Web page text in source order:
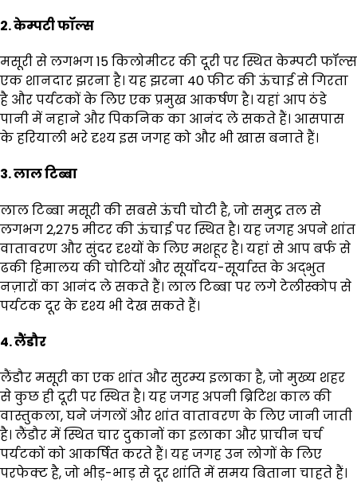
2. केम्पटी फॉल्स
मसूरी से लगभग 15 किलोमीटर की दूरी पर स्थित केम्पटी फॉल्स
एक शानदार झरना है। यह झरना 40 फीट की ऊंचाई से गिरता
है और पर्यटकों के लिए एक प्रमुख आकर्षण है। यहां आप ठंडे
पानी में नहाने और पिकनिक का आनंद ले सकते हैं। आसपास
के हरियाली भरे दृश्य इस जगह को और भी खास बनाते हैं।
3. लाल टिब्बा
लाल टिब्बा मसूरी की सबसे ऊंची चोटी है, जो समुद्र तल से
लगभग 2,275 मीटर की ऊंचाई पर स्थित है। यह जगह अपने शांत
वातावरण और सुंदर दृश्यों के लिए मशहूर है। यहां से आप बर्फ से
ढकी हिमालय की चोटियों और सूर्योदय-सूर्यास्त के अद्भुत
नज़ारों का आनंद ले सकते हैं। लाल टिब्बा पर लगे टेलीस्कोप से
पर्यटक दूर के दृश्य भी देख सकते हैं।
4. लैंडौर
लैंडौर मसूरी का एक शांत और सुरम्य इलाका है, जो मुख्य शहर
से कुछ ही दूरी पर स्थित है। यह जगह अपनी ब्रिटिश काल की
वास्तुकला, घने जंगलों और शांत वातावरण के लिए जानी जाती
है। लैंडौर में स्थित चार दुकानों का इलाका और प्राचीन चर्च
पर्यटकों को आकर्षित करते हैं। यह जगह उन लोगों के लिए
परफेक्ट है, जो भीड़-भाड़ से दूर शांति में समय बिताना चाहते हैं।